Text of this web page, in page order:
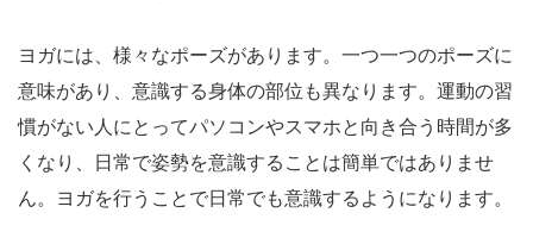
ヨガには、様々なポーズがあります。一つ一つのポーズに
意味があり、意識する身体の部位も異なります。運動の習
慣がない人にとってパソコンやスマホと向き合う時間が多
くなり、日常で姿勢を意識することは簡単ではありませ
ん。ヨガを行うことで日常でも意識するようになります。